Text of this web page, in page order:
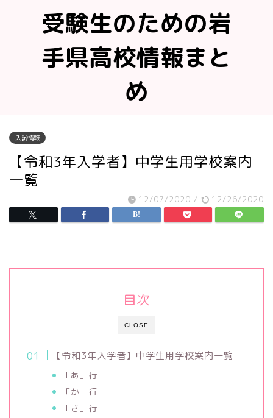
受験生のための岩
手県高校情報まと
め
入試情報
【令和3年入学者】中学生用学校案内
一覧
12/07/2020 / 12/26/2020
CLOSE
目次
【令和3年入学者】中学生用学校案内一覧
「あ」行
「か」行
「さ」行